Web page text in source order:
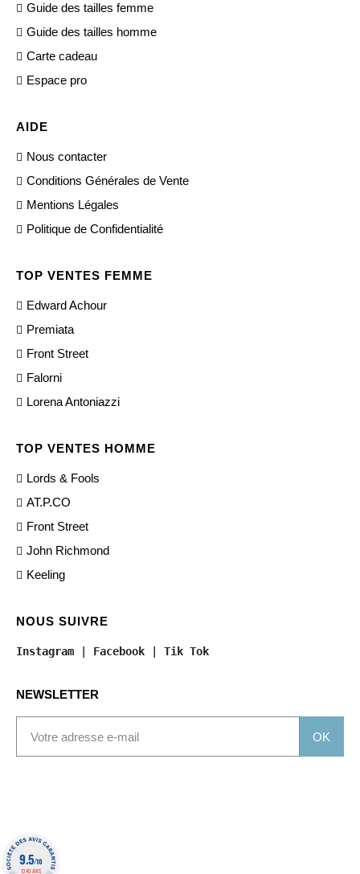
Guide des tailles femme
Guide des tailles homme
Carte cadeau
Espace pro
AIDE
Nous contacter
Conditions Générales de Vente
Mentions Légales
Politique de Confidentialité
TOP VENTES FEMME
Edward Achour
Premiata
Front Street
Falorni
Lorena Antoniazzi
TOP VENTES HOMME
Lords & Fools
AT.P.CO
Front Street
John Richmond
Keeling
NOUS SUIVRE
Instagram Facebook Tik Tok
NEWSLETTER
OK
9.5/10
1340 AVIS